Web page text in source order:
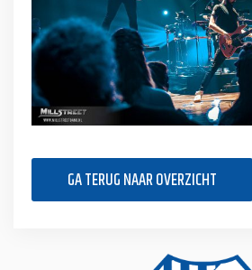
GA TERUG NAAR OVERZICHT